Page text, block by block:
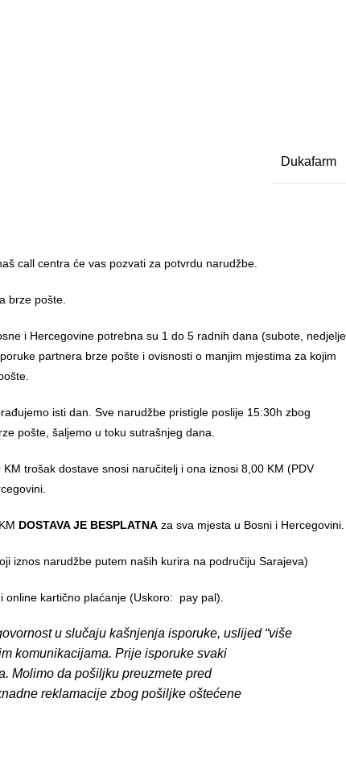
Dukafarm
call centra će vas pozvati za potvrdu narudžbe.
brze pošte.
i Hercegovine potrebna su 1 do 5 radnih dana (subote, nedjelje
partnera brze pošte i ovisnosti o manjim mjestima za kojim
isti dan. Sve narudžbe pristigle poslije 15:30h zbog
pošte, šaljemo u toku sutrašnjeg dana.
trošak dostave snosi naručitelj i ona iznosi 8,00 KM (PDV
DOSTAVA JE BESPLATNA za sva mjesta u Bosni i Hercegovini.
iznos narudžbe putem naših kurira na područiju Sarajeva)
kartično plaćanje (Uskoro: pay pal).
u slučaju kašnjenja isporuke, uslijed “više
komunikacijama. Prije isporuke svaki
Molimo da pošiljku preuzmete pred
reklamacije zbog pošiljke oštećene